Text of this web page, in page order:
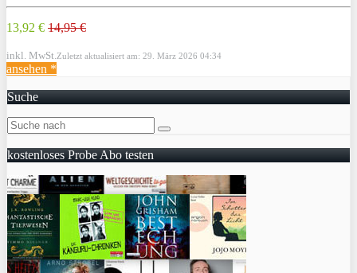
13,92 € 14,95 €
inkl. MwSt. Zuletzt aktualisiert am: 29. März 2026 04:34
ansehen *
Suche
kostenloses Probe Abo testen